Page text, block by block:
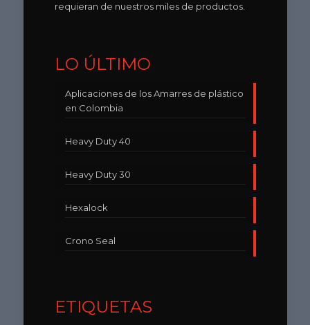
requieran de nuestros miles de productos.
LO ÚLTIMO
Aplicaciones de los Amarres de plástico
en Colombia
Heavy Duty 40
Heavy Duty 30
Hexalock
Crono Seal
ETIQUETAS